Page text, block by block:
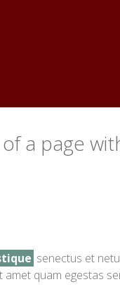
a page
senectus et
quam egestas